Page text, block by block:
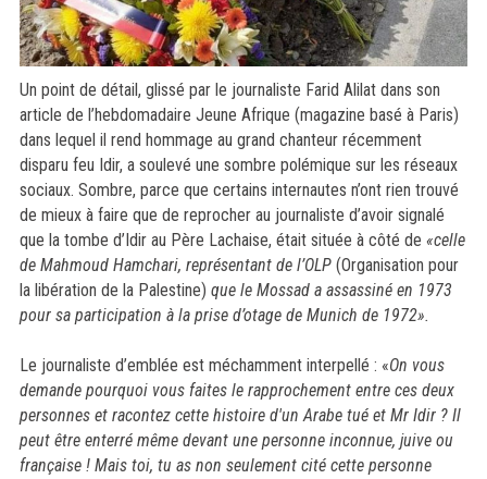
Un point de détail, glissé par le journaliste Farid Alilat dans son
article de l’hebdomadaire Jeune Afrique (magazine basé à Paris)
dans lequel il rend hommage au grand chanteur récemment
disparu feu Idir, a soulevé une sombre polémique sur les réseaux
sociaux. Sombre, parce que certains internautes n’ont rien trouvé
de mieux à faire que de reprocher au journaliste d’avoir signalé
que la tombe d’Idirau Père Lachaise, était située à côté de «celle
de Mahmoud Hamchari, représentant de l’OLP (Organisation pour
la libération de la Palestine) que le Mossad a assassiné en 1973
pour sa participation à la prise d’otage de Munich de 1972».
Le journaliste d’emblée est méchamment interpellé : «On vous
demande pourquoi vous faites le rapprochement entre ces deux
personnes et racontez cette histoire d'un Arabe tué et Mr Idir? Il
peut être enterré même devant une personne inconnue, juive ou
française ! Mais toi, tu as non seulement cité cette personne